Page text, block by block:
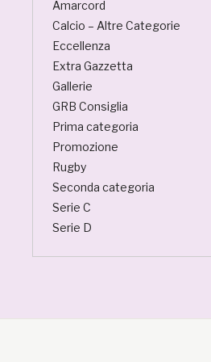
Amarcord
Calcio – Altre Categorie
Eccellenza
Extra Gazzetta
Gallerie
GRB Consiglia
Prima categoria
Promozione
Rugby
Seconda categoria
Serie C
Serie D